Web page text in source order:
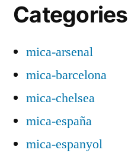
Categories
mica-arsenal
mica-barcelona
mica-chelsea
mica-españa
mica-espanyol